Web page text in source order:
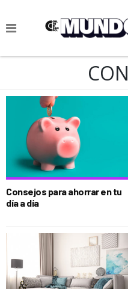
NOTICIAS
CIENCIA Y TECNOLOGÍA
VIDA
SOCIEDAD
CULTURIZANDO.COM
Consejos para ahorrar en tu
día a día